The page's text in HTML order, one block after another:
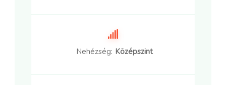
Nehézség: Középszint